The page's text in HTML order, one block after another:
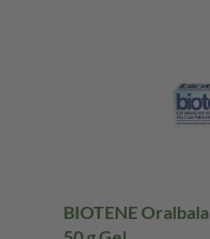
BIOTENE